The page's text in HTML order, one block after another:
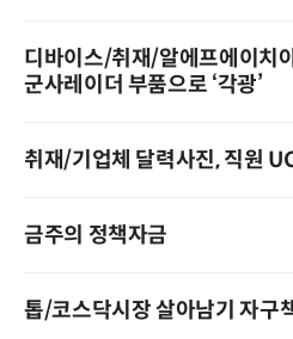
디바이스/취재/알에프에이치
군사레이더 부품으로 ‘각광’
취재/기업체 달력사진, 직원
금주의 정책자금
톱/코스닥시장 살아남기 자구